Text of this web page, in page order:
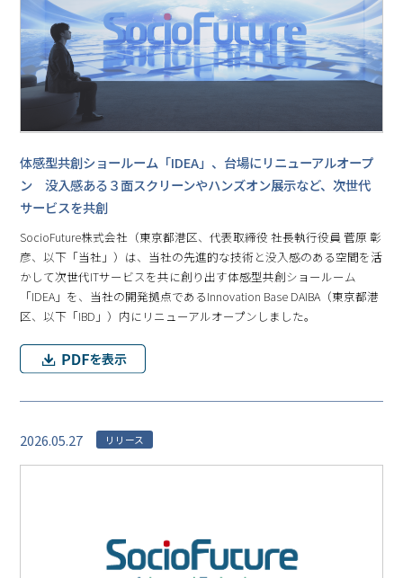
体感型共創ショールーム「IDEA」、台場にリニューアルオープ
ン 没入感ある３面スクリーンやハンズオン展示など、次世代
サービスを共創
SocioFuture株式会社（東京都港区、代表取締役 社長執行役員 菅原 彰
彦、以下「当社」）は、当社の先進的な技術と没入感のある空間を活
かして次世代ITサービスを共に創り出す体感型共創ショールーム
「IDEA」を、当社の開発拠点であるInnovation Base DAIBA（東京都港
区、以下「IBD」）内にリニューアルオープンしました。
2026.05.27 リリース